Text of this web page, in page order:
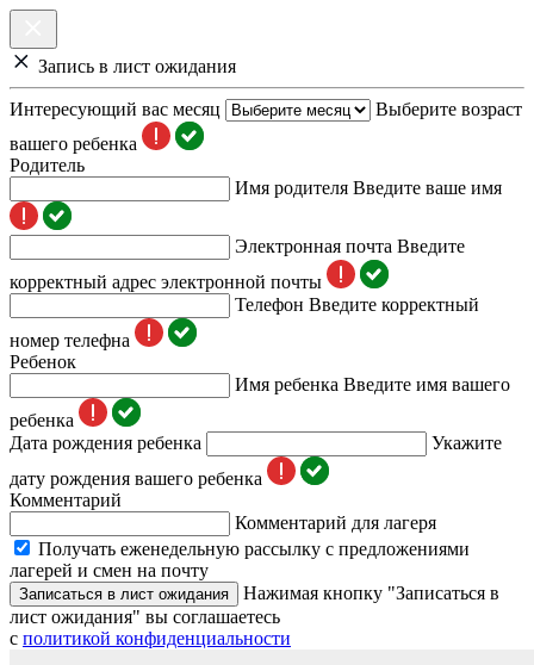
Запись в лист ожидания
Интересующий вас месяц
Выберите возраст
вашего ребенка
Родитель
Имя родителя Введите ваше имя
Электронная почта Введите
корректный адрес электронной почты
Телефон Введите корректный
номер телефна
Ребенок
Имя ребенка Введите имя вашего
ребенка
Дата рождения ребенка
Укажите
дату рождения вашего ребенка
Комментарий
Комментарий для лагеря
Получать еженедельную рассылку с предложениями
лагерей и смен на почту
Записаться в лист ожидания
Нажимая кнопку "Записаться в
лист ожидания" вы соглашаетесь
с политикой конфиденциальности